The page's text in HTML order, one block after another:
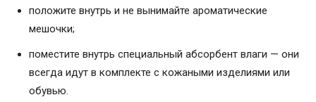
положите внутрь и не вынимайте ароматические
мешочки;
поместите внутрь специальный абсорбент влаги — они
всегда идут в комплекте с кожаными изделиями или
обувью.